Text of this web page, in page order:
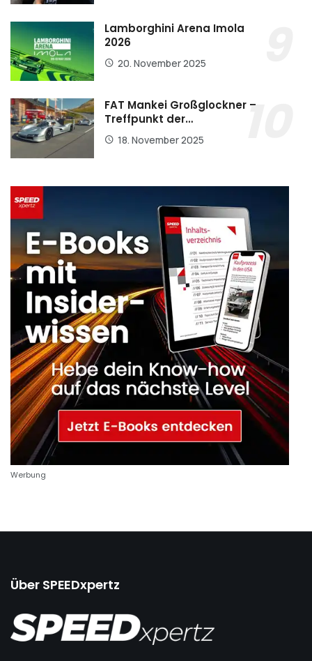
Lamborghini Arena Imola
2026
20. November 2025
FAT Mankei Großglockner –
Treffpunkt der…
18. November 2025
Werbung
Über SPEEDxpertz